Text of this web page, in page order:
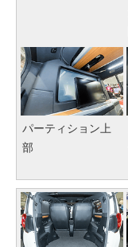
パーティション上
部